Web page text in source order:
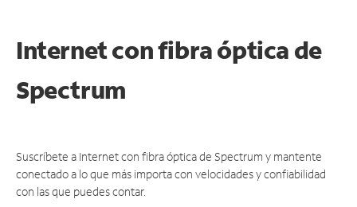
Internet con fibra óptica de
Spectrum
Suscríbete a Internet con fibra óptica de Spectrum y mantente
conectado a lo que más importa con velocidades y confiabilidad
con las que puedes contar.